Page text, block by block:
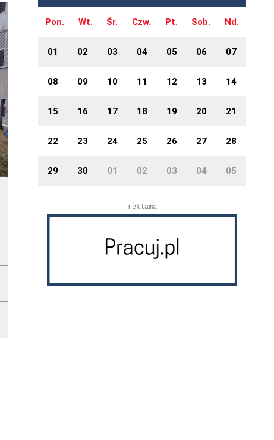
Pon. Wt. Śr. Czw. Pt. Sob. Nd.
01 02 03 04 05 06 07
08 09 10 11 12 13 14
15 16 17 18 19 20 21
22 23 24 25 26 27 28
29 30 01 02 03 04 05
reklama